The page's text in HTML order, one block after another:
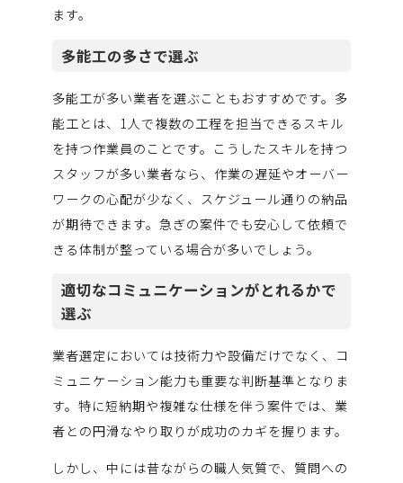
ます。
多能工の多さで選ぶ
多能工が多い業者を選ぶこともおすすめです。多
能工とは、1人で複数の工程を担当できるスキル
を持つ作業員のことです。こうしたスキルを持つ
スタッフが多い業者なら、作業の遅延やオーバー
ワークの心配が少なく、スケジュール通りの納品
が期待できます。急ぎの案件でも安心して依頼で
きる体制が整っている場合が多いでしょう。
適切なコミュニケーションがとれるかで
選ぶ
業者選定においては技術力や設備だけでなく、コ
ミュニケーション能力も重要な判断基準となりま
す。特に短納期や複雑な仕様を伴う案件では、業
者との円滑なやり取りが成功のカギを握ります。
しかし、中には昔ながらの職人気質で、質問への